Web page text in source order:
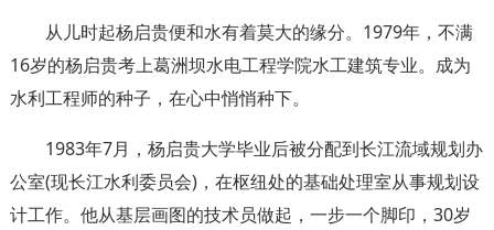
从儿时起杨启贵便和水有着莫大的缘分。1979年，不满
16岁的杨启贵考上葛洲坝水电工程学院水工建筑专业。成为
水利工程师的种子，在心中悄悄种下。
1983年7月，杨启贵大学毕业后被分配到长江流域规划办
公室(现长江水利委员会)，在枢纽处的基础处理室从事规划设
计工作。他从基层画图的技术员做起，一步一个脚印，30岁